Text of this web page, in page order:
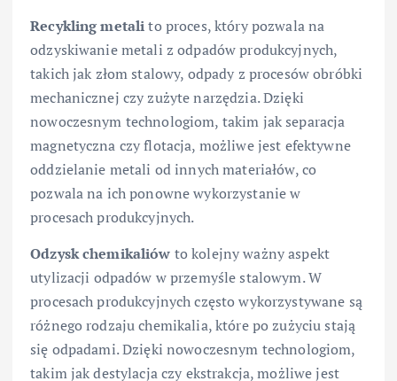
Recykling metalito proces, który pozwala na
odzyskiwanie metali z odpadów produkcyjnych,
takich jak złom stalowy, odpady z procesów obróbki
mechanicznej czy zużyte narzędzia. Dzięki
nowoczesnym technologiom, takim jak separacja
magnetyczna czy flotacja, możliwe jest efektywne
oddzielanie metali od innych materiałów, co
pozwala na ich ponowne wykorzystanie w
procesach produkcyjnych.
Odzysk chemikaliów to kolejny ważny aspekt
utylizacji odpadów w przemyśle stalowym. W
procesach produkcyjnych często wykorzystywane są
różnego rodzaju chemikalia, które po zużyciu stają
się odpadami. Dzięki nowoczesnym technologiom,
takim jak destylacja czy ekstrakcja, możliwe jest